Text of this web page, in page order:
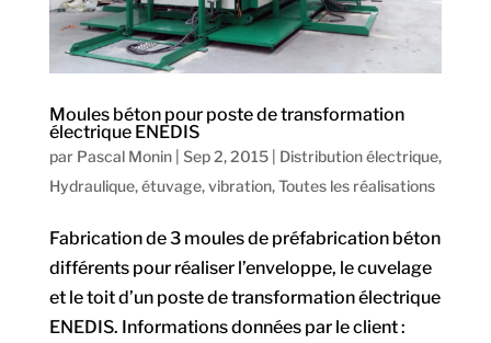
Moules béton pour poste de transformation
électrique ENEDIS
par Pascal Monin| Sep 2, 2015| Distribution électrique,
Hydraulique, étuvage, vibration,Toutes les réalisations
Fabrication de 3 moules de préfabrication béton
différents pour réaliser l’enveloppe, le cuvelage
et le toit d’un poste de transformation électrique
ENEDIS. Informations données par le client :